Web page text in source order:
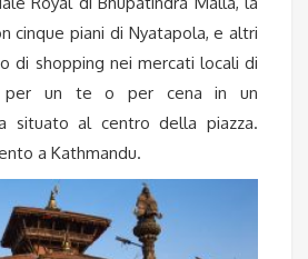
cinque piani di Nyatapola, e altri
di shopping nei mercati locali di
per un te o per cena in un
situato al centro della piazza.
a Kathmandu.